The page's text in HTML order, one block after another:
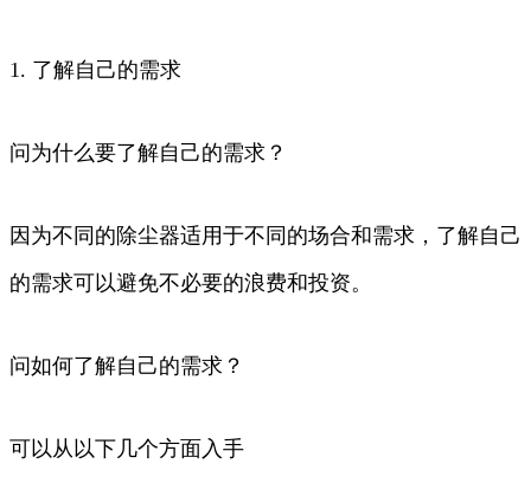
1. 了解自己的需求
问为什么要了解自己的需求？
因为不同的除尘器适用于不同的场合和需求，了解自己
的需求可以避免不必要的浪费和投资。
问如何了解自己的需求？
可以从以下几个方面入手